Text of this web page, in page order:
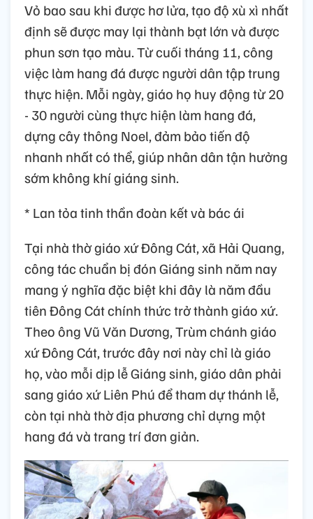
Vỏ bao sau khi được hơ lửa, tạo độ xù xì nhất
định sẽ được may lại thành bạt lớn và được
phun sơn tạo màu. Từ cuối tháng 11, công
việc làm hang đá được người dân tập trung
thực hiện. Mỗi ngày, giáo họ huy động từ 20
- 30 người cùng thực hiện làm hang đá,
dựng cây thông Noel, đảm bảo tiến độ
nhanh nhất có thể, giúp nhân dân tận hưởng
sớm không khí giáng sinh.
* Lan tỏa tinh thần đoàn kết và bác ái
Tại nhà thờ giáo xứ Đông Cát, xã Hải Quang,
công tác chuẩn bị đón Giáng sinh năm nay
mang ý nghĩa đặc biệt khi đây là năm đầu
tiên Đông Cát chính thức trở thành giáo xứ.
Theo ông Vũ Văn Dương, Trùm chánh giáo
xứ Đông Cát, trước đây nơi này chỉ là giáo
họ, vào mỗi dịp lễ Giáng sinh, giáo dân phải
sang giáo xứ Liên Phú để tham dự thánh lễ,
còn tại nhà thờ địa phương chỉ dựng một
hang đá và trang trí đơn giản.